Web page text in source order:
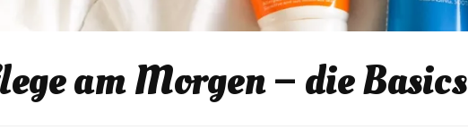
am Morgen – die Basics